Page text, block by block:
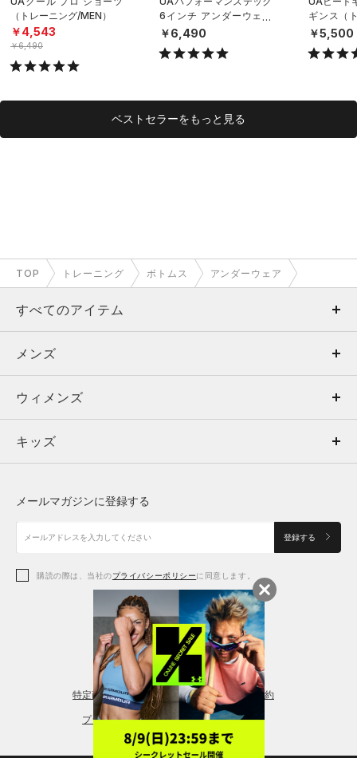
（トレーニング/MEN）
￥4,543
￥6,490
6インチ アンダーウェア
（3枚セット）（トレーニ
ング/MEN）
￥6,490
ギンス（
EN）
￥5,500
ベストセラーをもっと見る
TOP トレーニング ボトムス アンダーウェア
すべてのアイテム
メンズ
ウィメンズ
キッズ
アクセサリー
メンズ
トップス
ボトムス
アクセサリー
ウィメンズ
トップス
シューズ
アクセサリー
レギンス＆タイツ
キッズ
シューズ
メールマガジンに登録する
登録する
購読の際は、当社のプライバシーポリシーに同意します。
特定商取引法に基づく通販の表記 会員規約
プライバシーポリシー